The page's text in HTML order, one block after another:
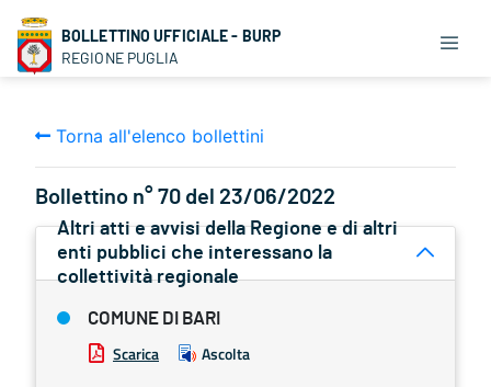
BOLLETTINO UFFICIALE - BURP
REGIONE PUGLIA
Torna all'elenco bollettini
Bollettino n° 70 del 23/06/2022
Altri atti e avvisi della Regione e di altri
enti pubblici che interessano la
collettività regionale
COMUNE DI BARI
Scarica Ascolta